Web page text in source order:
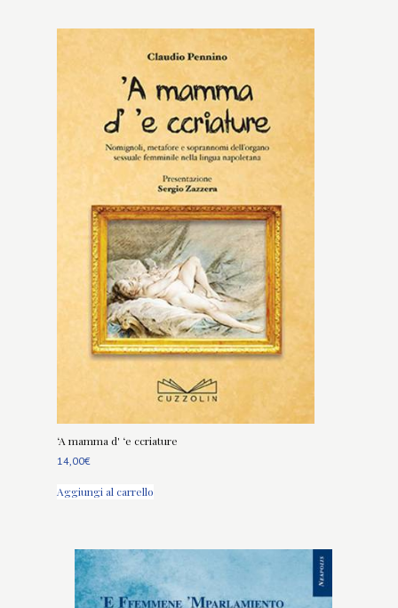
‘A mamma d' ‘e ccriature
14,00€
Aggiungi al carrello